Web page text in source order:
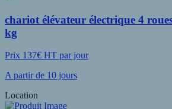
chariot élévateur électrique 4
kg
Prix 137€ HT par jour
A partir de 10 jours
Location